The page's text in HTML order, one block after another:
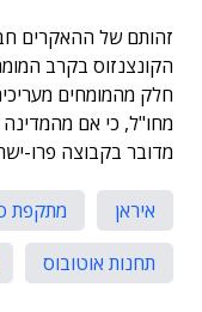
זהותם של ההאקרים
הקונצנזוס בקרב
חלק מהמומחים
מחו"ל, כי אם
מדובר בקבוצה פרו-
איראן מתקפת
תחנות אוטובוס